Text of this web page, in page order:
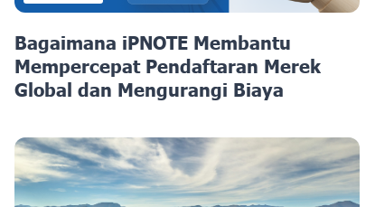
Bagaimana iPNOTE Membantu
Mempercepat Pendaftaran Merek
Global dan Mengurangi Biaya